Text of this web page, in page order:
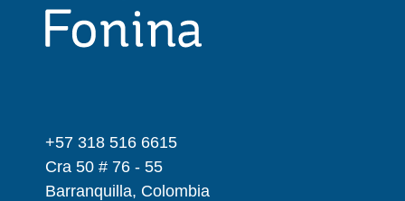
+57 318 516 6615
Cra 50 # 76 - 55
Barranquilla, Colombia